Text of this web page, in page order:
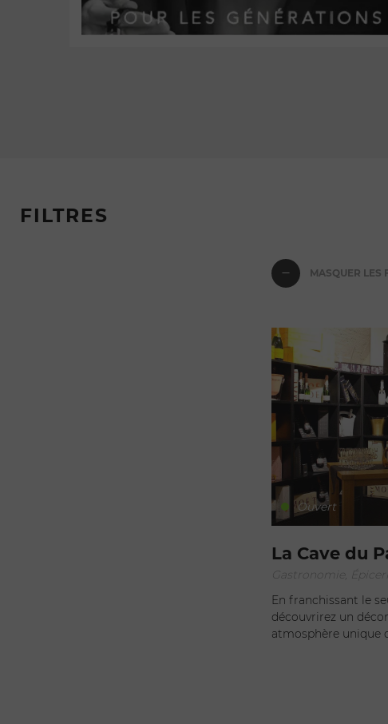
FILTRES
MASQUER LES
Ouvert
La Cave du
Gastronomie,
En franchissant le
découvrirez un
atmosphère unique
d'écurie, la Cave
d'antan et offre,
de modernisation,